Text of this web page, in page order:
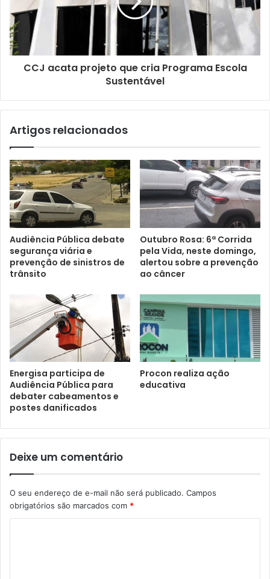
l
CCJ acata projeto que cria Programa Escola
Sustentável
Artigos relacionados
Audiência Pública debate
segurança viária e
prevenção de sinistros de
trânsito
Outubro Rosa: 6ª Corrida
pela Vida, neste domingo,
alertou sobre a prevenção
ao câncer
Energisa participa de
Audiência Pública para
debater cabeamentos e
postes danificados
Procon realiza ação
educativa
Deixe um comentário
O seu endereço de e-mail não será publicado. Campos
obrigatórios são marcados com *